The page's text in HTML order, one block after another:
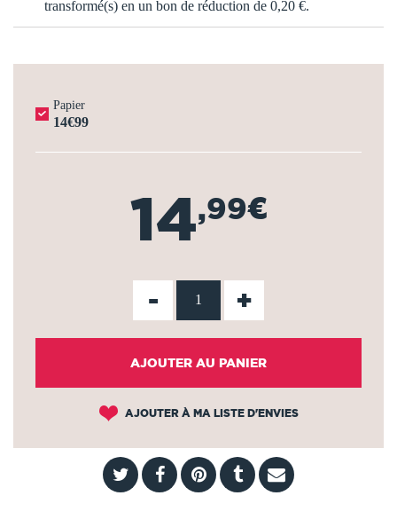
transformé(s) en un bon de réduction de 0,20 €.
Papier
14€99
14,99€
- +
AJOUTER AU PANIER
AJOUTER À MA LISTE D'ENVIES